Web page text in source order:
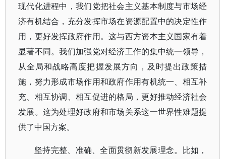
现代化进程中，我们党把社会主义基本制度与市场经
济有机结合，充分发挥市场在资源配置中的决定性作
用，更好发挥政府作用。这与西方资本主义国家有着
显著不同。我们加强党对经济工作的集中统一领导，
从全局和战略高度把握发展方向，及时提出政策措
施，努力形成市场作用和政府作用有机统一、相互补
充、相互协调、相互促进的格局，更好推动经济社会
发展。这为处理好政府和市场关系这一世界性难题提
供了中国方案。
坚持完整、准确、全面贯彻新发展理念。比如，